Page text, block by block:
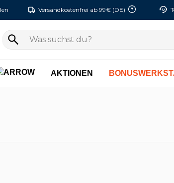
Versandkostenfrei ab 99€ (DE)
AKTIONEN